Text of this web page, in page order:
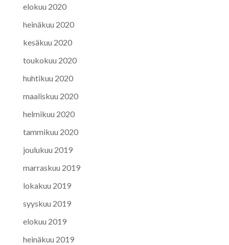
elokuu 2020
heinäkuu 2020
kesäkuu 2020
toukokuu 2020
huhtikuu 2020
maaliskuu 2020
helmikuu 2020
tammikuu 2020
joulukuu 2019
marraskuu 2019
lokakuu 2019
syyskuu 2019
elokuu 2019
heinäkuu 2019